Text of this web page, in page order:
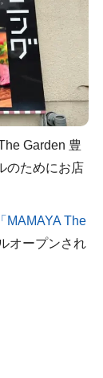
Garden 豊
のためにお店
MAMAYA The
オープンされ